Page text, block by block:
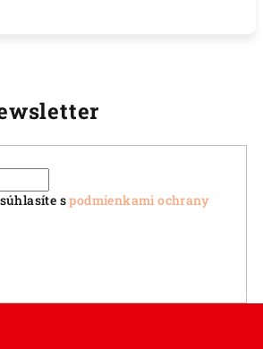
spodmienkami ochrany